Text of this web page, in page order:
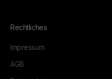
Rechtliches
Impressum
AGB